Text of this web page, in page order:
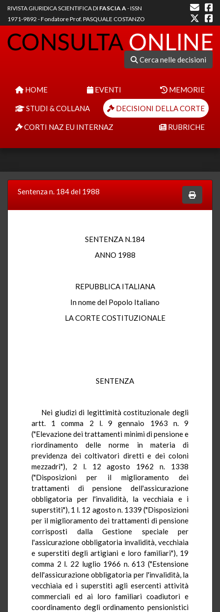
RIVISTA GIURIDICA SCIENTIFICA DI FASCIA A- ISSN
1971-9892 - Fondatore Prof. PASQUALE COSTANZO
Cerca nelle decisioni
HOME EVENTI MEMORIE
STUDI & COLLANA DECISIONI DELLA CORTE
CORTI NAZ EU INTERNAZ RUBRICHE
Sentenza n. 184 del 1988
SENTENZA N.184
ANNO 1988
REPUBBLICA ITALIANA
In nome del Popolo Italiano
LA CORTE COSTITUZIONALE
SENTENZA
Nei giudizi di legittimità costituzionale degli
artt. 1 comma 2 l. 9 gennaio 1963 n. 9
("Elevazione dei trattamenti minimi di pensione e
riordinamento delle norme in materia di
previdenza dei coltivatori diretti e dei coloni
mezzadri"), 2 l. 12 agosto 1962 n. 1338
("Disposizioni per il miglioramento dei
trattamenti di pensione dell'assicurazione
obbligatoria per l'invalidità, la vecchiaia e i
superstiti"), 1 l. 12 agosto n. 1339 ("Disposizioni
per il miglioramento dei trattamenti di pensione
corrisposti dalla Gestione speciale per
l'assicurazione obbligatoria invalidità, vecchiaia
e superstiti degli artigiani e loro familiari"), 19
comma 2 l. 22 luglio 1966 n. 613 ("Estensione
dell'assicurazione obbligatoria per l'invalidità, la
vecchiaia ed i superstiti agli esercenti attività
commerciali ed ai loro familiari coadiutori e
coordinamento degli ordinamento pensionistici